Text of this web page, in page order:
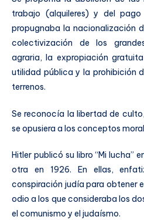
trabajo (alquileres) y del pago
propugnaba la nacionalización
colectivización de los
agraria, la expropiación
utilidad pública y la prohibición
terrenos.
Se reconocía la libertad de
se opusiera a los conceptos
Hitler publicó su libro “Mi lucha”
otra en 1926. En ellas,
conspiración judía para obtener
odio a los que consideraba los
el comunismo y el judaísmo.